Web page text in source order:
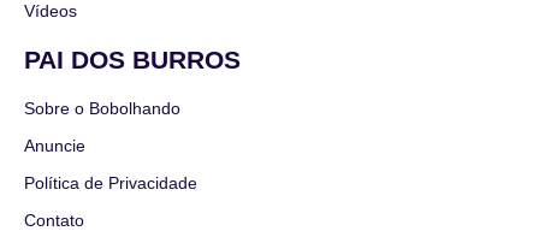
Vídeos
PAI DOS BURROS
Sobre o Bobolhando
Anuncie
Política de Privacidade
Contato